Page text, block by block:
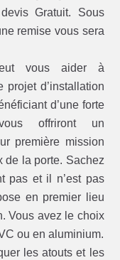
Gratuit. Sous
remise vous sera
vous aider à
projet d’installation
d’une forte
offriront un
première mission
de la porte. Sachez
pas et il n’est pas
en premier lieu
Vous avez le choix
ou en aluminium.
les atouts et les